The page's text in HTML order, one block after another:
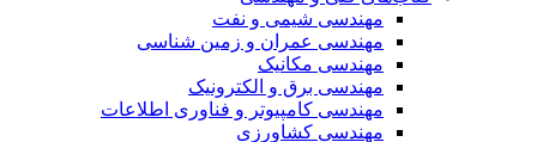
مهندسی شیمی و نفت
مهندسی عمران و زمین شناسی
مهندسی مکانیک
مهندسی برق و الکترونیک
مهندسی کامپیوتر و فناوری اطلاعات
مهندسی کشاورزی